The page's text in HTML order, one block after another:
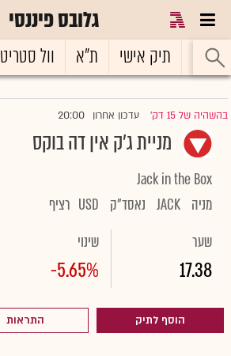
גלובס פיננסי
ראשי תיק אישי ת"א וול סטריט
בהשהיה של 15 דק' |עדכון אחרון 20:00
מניית ג'ק אין דה בוקס
Jack in the Box
מניה JACK נאסד"ק USD רציף
שער
17.38
שינוי
-5.65%
הוסף לתיק התראות